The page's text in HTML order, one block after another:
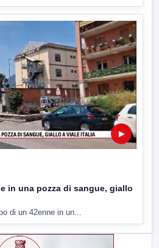
▶
in una pozza di sangue, giallo
di un 42enne in un...